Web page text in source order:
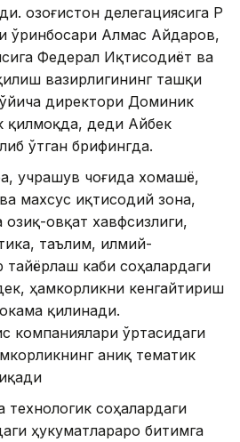
Қозоғистон делегациясига ҚР
ўринбосари Алмас Айдаров,
Федерал Иқтисодиёт ва
вазирлигининг ташқи
директори Доминик
қилмоқда, деди Айбек
ўтган брифингда.
учрашув чоғида хомашё,
махсус иқтисодий зона,
овқат хавфсизлиги,
таълим, илмий-
тайёрлаш каби соҳалардаги
ҳамкорликни кенгайтириш
қилинади.
компаниялари ўртасидаги
аниқ тематик
соҳалардаги
ҳукуматлараро битимга